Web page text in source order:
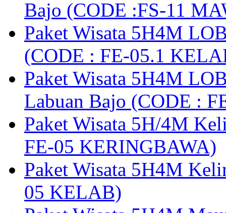
Bajo (CODE :FS-11
Paket Wisata 5H4M
(CODE : FE-05.1
Paket Wisata 5H4M
Labuan Bajo (CODE :
Paket Wisata 5H/4M
FE-05 KERINGBAWA)
Paket Wisata 5H4M
05 KELAB)